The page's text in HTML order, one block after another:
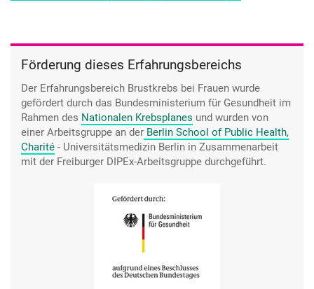
jetzt plötzlich, das war ganz schlimm.
Nun gut, also das kann man dann aber alles irgendwie
Förderung dieses Erfahrungsbereichs
Der Erfahrungsbereich Brustkrebs bei Frauen wurde
gefördert durch das Bundesministerium für Gesundheit im
Rahmen des Nationalen Krebsplanes und wurden von
einer Arbeitsgruppe an der Berlin School of Public Health,
Charité - Universitätsmedizin Berlin in Zusammenarbeit
mit der Freiburger DIPEx-Arbeitsgruppe durchgeführt.